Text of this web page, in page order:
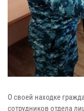
О своей находке
сотрудников отдела